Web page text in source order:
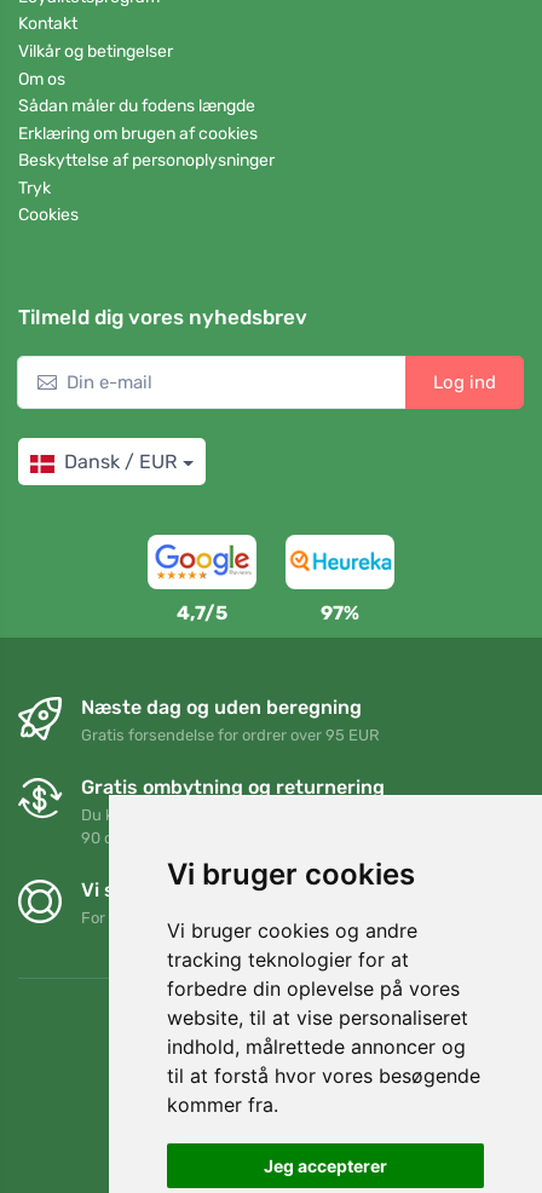
Vi bruger cookies
Vi bruger cookies og andre
tracking teknologier for at
forbedre din oplevelse på vores
website, til at vise personaliseret
indhold, målrettede annoncer og
til at forstå hvor vores besøgende
kommer fra.
Jeg accepterer
Kontakt
Vilkår og betingelser
Om os
Sådan måler du fodens længde
Erklæring om brugen af cookies
Beskyttelse af personoplysninger
Tryk
Cookies
Tilmeld dig vores nyhedsbrev
Log ind
Dansk / EUR
4,7/5 97%
Næste dag og uden beregning
Gratis forsendelse for ordrer over 95 EUR
Gratis ombytning og returnering
Du kan returnere eller bytte din ordre når som helst inden for
90 dage
Vi støtter Trees.org
For hver ordre planter vi et træ! Læs mere